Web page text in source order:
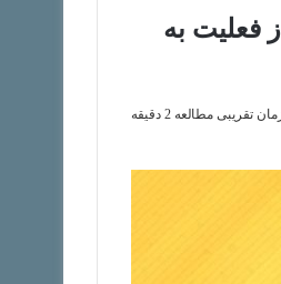
فعلیت به
تقریبی مطالعه 2 دقیقه